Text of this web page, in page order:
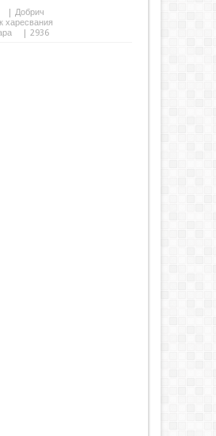
| Добрич
харесвания
| 2936